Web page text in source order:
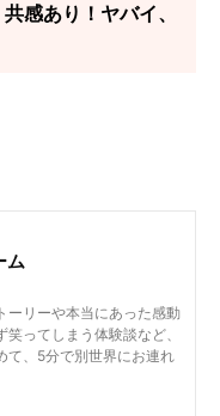
感あり！ヤバイ、
ム
ーリーや本当にあった感動
ってしまう体験談など、
て、5分で別世界にお連れ